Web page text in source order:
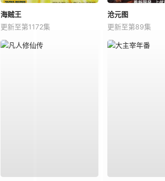
海贼王
更新至第1172集
沧元图
更新至第89集